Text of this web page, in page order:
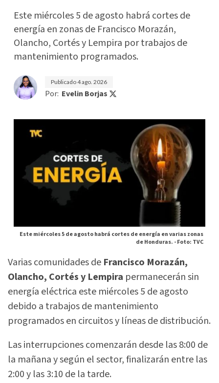
Este miércoles 5 de agosto habrá cortes de
energía en zonas de Francisco Morazán,
Olancho, Cortés y Lempira por trabajos de
mantenimiento programados.
Publicado4 ago. 2026
Por: Evelin Borjas
Este miércoles 5 de agosto habrá cortes de energía en varias zonas
de Honduras. -Foto: TVC
Varias comunidades de Francisco Morazán,
Olancho, Cortés y Lempira permanecerán sin
energía eléctrica este miércoles 5 de agosto
debido a trabajos de mantenimiento
programados en circuitos y líneas de distribución.
Las interrupciones comenzarán desde las 8:00 de
la mañana y según el sector, finalizarán entre las
2:00 y las 3:10 de la tarde.